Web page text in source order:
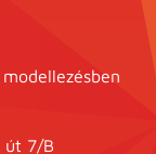
út 7/B